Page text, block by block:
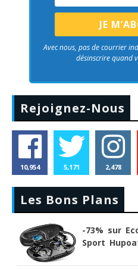
Avec nous, pas de courrier
désinscrire quand
Rejoignez-Nous
10,954 5,171 2,478
Les Bons Plans
-73% sur
Sport